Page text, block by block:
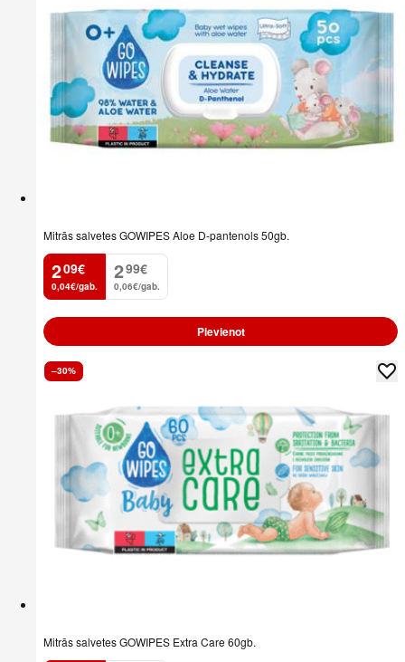
Mitrās salvetes GOWIPES Aloe D-pantenols 50gb.
2
. 09€
0,04€/gab.
2
. 99€
0,06€/gab.
Pievienot
–30%
Mitrās salvetes GOWIPES Extra Care 60gb.